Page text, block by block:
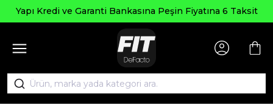
Yapı Kredi ve Garanti Bankasına Peşin Fiyatına 6 Taksit